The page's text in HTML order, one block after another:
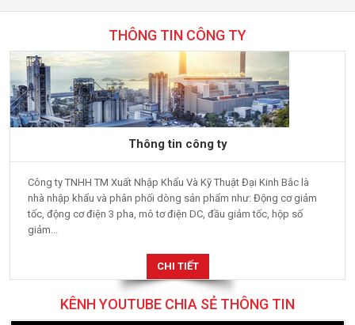
THÔNG TIN CÔNG TY
Thông tin công ty
Công ty TNHH TM Xuất Nhập Khẩu Và Kỹ Thuật Đại Kinh Bắc là
nhà nhập khẩu và phân phối dòng sản phẩm như: Động cơ giảm
tốc, động cơ điện 3 pha, mô tơ điện DC, đầu giảm tốc, hộp số
giảm...
CHI TIẾT
KÊNH YOUTUBE CHIA SẺ THÔNG TIN